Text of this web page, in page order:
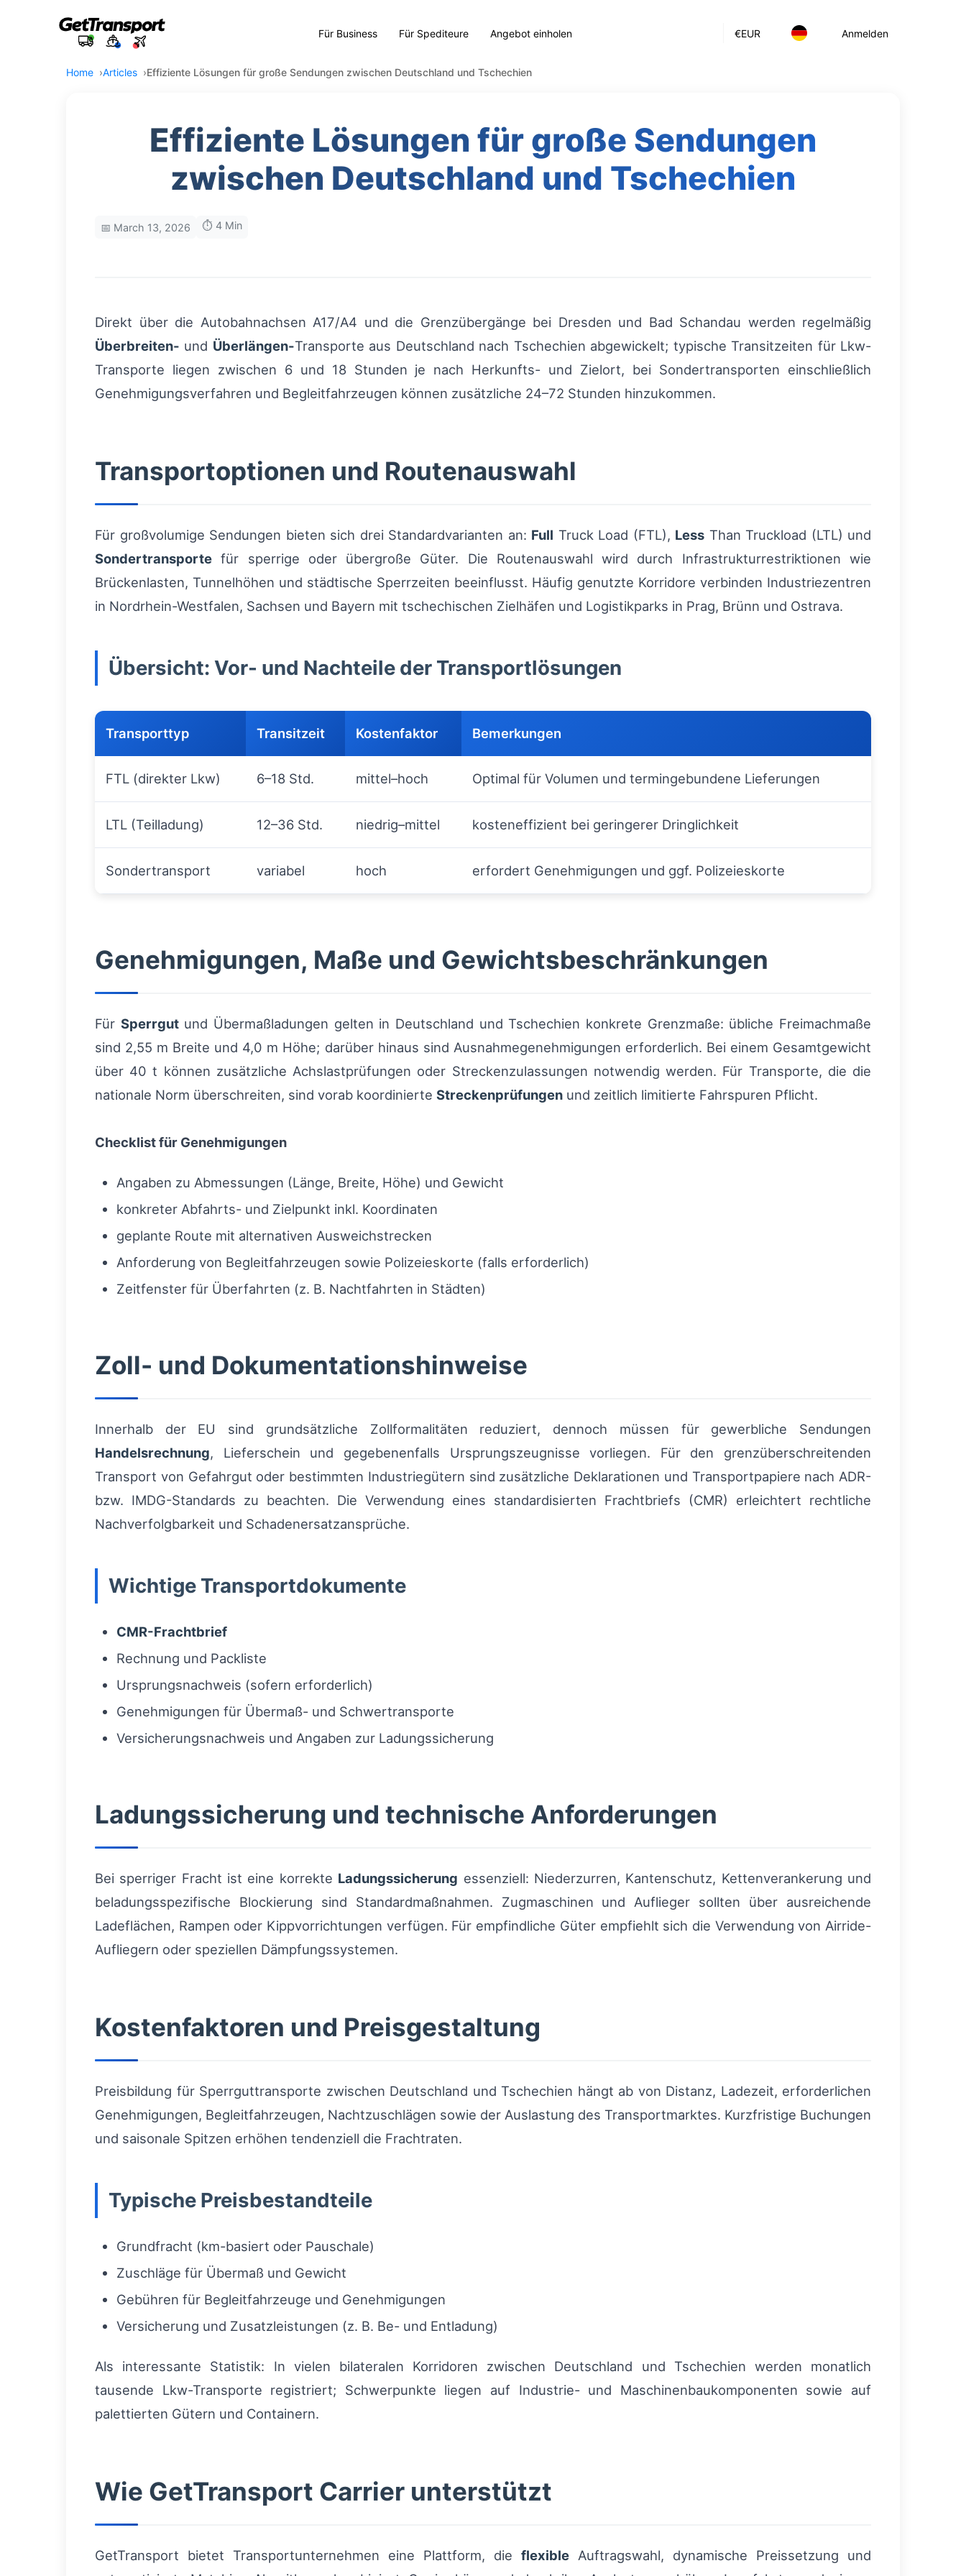
€EUR Anmelden
Für Business Für Spediteure Angebot einholen
Home Articles Effiziente Lösungen für große Sendungen zwischen Deutschland und Tschechien
Effiziente Lösungen für große Sendungen
zwischen Deutschland und Tschechien
📅 March 13, 2026 ⏱️ 4 Min
Direkt über die Autobahnachsen A17/A4 und die Grenzübergänge bei Dresden und Bad Schandau werden regelmäßig
Überbreiten- und Überlängen-Transporte aus Deutschland nach Tschechien abgewickelt; typische Transitzeiten für Lkw-
Transporte liegen zwischen 6 und 18 Stunden je nach Herkunfts- und Zielort, bei Sondertransporten einschließlich
Genehmigungsverfahren und Begleitfahrzeugen können zusätzliche 24–72 Stunden hinzukommen.
Transportoptionen und Routenauswahl
Für großvolumige Sendungen bieten sich drei Standardvarianten an: Full Truck Load (FTL), Less Than Truckload (LTL) und
Sondertransporte für sperrige oder übergroße Güter. Die Routenauswahl wird durch Infrastrukturrestriktionen wie
Brückenlasten, Tunnelhöhen und städtische Sperrzeiten beeinflusst. Häufig genutzte Korridore verbinden Industriezentren
in Nordrhein-Westfalen, Sachsen und Bayern mit tschechischen Zielhäfen und Logistikparks in Prag, Brünn und Ostrava.
Übersicht: Vor- und Nachteile der Transportlösungen
Transporttyp Transitzeit Kostenfaktor Bemerkungen
FTL (direkter Lkw) 6–18 Std. mittel–hoch Optimal für Volumen und termingebundene Lieferungen
LTL (Teilladung) 12–36 Std. niedrig–mittel kosteneffizient bei geringerer Dringlichkeit
Sondertransport variabel hoch erfordert Genehmigungen und ggf. Polizeieskorte
Genehmigungen, Maße und Gewichtsbeschränkungen
Für Sperrgutund Übermaßladungen gelten in Deutschland und Tschechien konkrete Grenzmaße: übliche Freimachmaße
sind 2,55 m Breite und 4,0 m Höhe; darüber hinaus sind Ausnahmegenehmigungen erforderlich. Bei einem Gesamtgewicht
über 40 t können zusätzliche Achslastprüfungen oder Streckenzulassungen notwendig werden. Für Transporte, die die
nationale Norm überschreiten, sind vorab koordinierte Streckenprüfungen und zeitlich limitierte Fahrspuren Pflicht.
Checklist für Genehmigungen
Angaben zu Abmessungen (Länge, Breite, Höhe) und Gewicht
konkreter Abfahrts- und Zielpunkt inkl. Koordinaten
geplante Route mit alternativen Ausweichstrecken
Anforderung von Begleitfahrzeugen sowie Polizeieskorte (falls erforderlich)
Zeitfenster für Überfahrten (z. B. Nachtfahrten in Städten)
Zoll- und Dokumentationshinweise
Innerhalb der EU sind grundsätzliche Zollformalitäten reduziert, dennoch müssen für gewerbliche Sendungen
Handelsrechnung, Lieferschein und gegebenenfalls Ursprungszeugnisse vorliegen. Für den grenzüberschreitenden
Transport von Gefahrgut oder bestimmten Industriegütern sind zusätzliche Deklarationen und Transportpapiere nach ADR-
bzw. IMDG-Standards zu beachten. Die Verwendung eines standardisierten Frachtbriefs (CMR) erleichtert rechtliche
Nachverfolgbarkeit und Schadenersatzansprüche.
Wichtige Transportdokumente
CMR-Frachtbrief
Rechnung und Packliste
Ursprungsnachweis (sofern erforderlich)
Genehmigungen für Übermaß- und Schwertransporte
Versicherungsnachweis und Angaben zur Ladungssicherung
Ladungssicherung und technische Anforderungen
Bei sperriger Fracht ist eine korrekte Ladungssicherung essenziell: Niederzurren, Kantenschutz, Kettenverankerung und
beladungsspezifische Blockierung sind Standardmaßnahmen. Zugmaschinen und Auflieger sollten über ausreichende
Ladeflächen, Rampen oder Kippvorrichtungen verfügen. Für empfindliche Güter empfiehlt sich die Verwendung von Airride-
Aufliegern oder speziellen Dämpfungssystemen.
Kostenfaktoren und Preisgestaltung
Preisbildung für Sperrguttransporte zwischen Deutschland und Tschechien hängt ab von Distanz, Ladezeit, erforderlichen
Genehmigungen, Begleitfahrzeugen, Nachtzuschlägen sowie der Auslastung des Transportmarktes. Kurzfristige Buchungen
und saisonale Spitzen erhöhen tendenziell die Frachtraten.
Typische Preisbestandteile
Grundfracht (km-basiert oder Pauschale)
Zuschläge für Übermaß und Gewicht
Gebühren für Begleitfahrzeuge und Genehmigungen
Versicherung und Zusatzleistungen (z. B. Be- und Entladung)
Als interessante Statistik: In vielen bilateralen Korridoren zwischen Deutschland und Tschechien werden monatlich
tausende Lkw-Transporte registriert; Schwerpunkte liegen auf Industrie- und Maschinenbaukomponenten sowie auf
palettierten Gütern und Containern.
Wie GetTransport Carrier unterstützt
GetTransport bietet Transportunternehmen eine Plattform, die flexible Auftragswahl, dynamische Preissetzung und